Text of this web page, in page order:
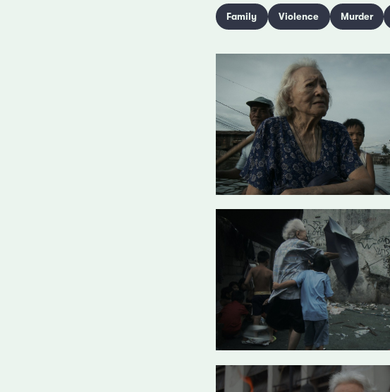
Family Violence Murder